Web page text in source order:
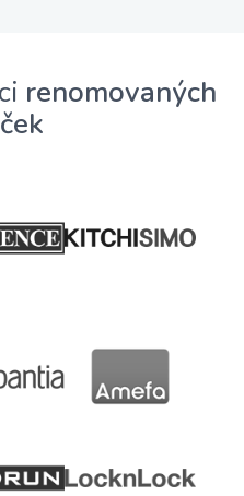
renomovaných